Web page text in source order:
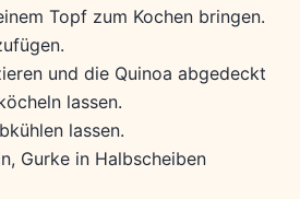
Topf zum Kochen bringen.
und die Quinoa abgedeckt
lassen.
lassen.
Gurke in Halbscheiben